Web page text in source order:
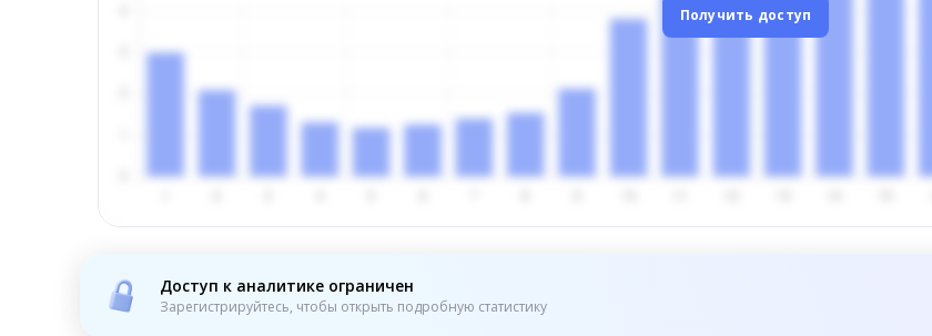
Получить доступ
Доступ к аналитике ограничен
Зарегистрируйтесь, чтобы открыть подробную статистику